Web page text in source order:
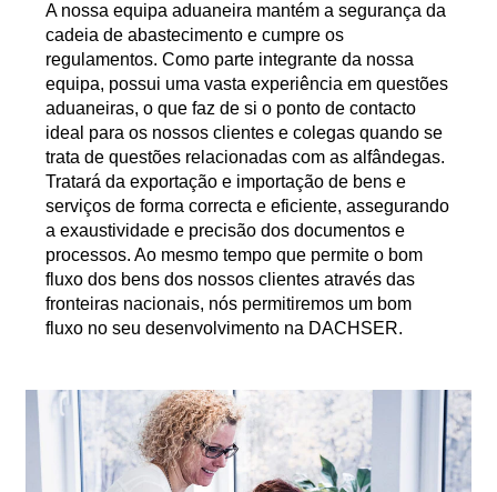
A nossa equipa aduaneira mantém a segurança da
cadeia de abastecimento e cumpre os
regulamentos. Como parte integrante da nossa
equipa, possui uma vasta experiência em questões
aduaneiras, o que faz de si o ponto de contacto
ideal para os nossos clientes e colegas quando se
trata de questões relacionadas com as alfândegas.
Tratará da exportação e importação de bens e
serviços de forma correcta e eficiente, assegurando
a exaustividade e precisão dos documentos e
processos. Ao mesmo tempo que permite o bom
fluxo dos bens dos nossos clientes através das
fronteiras nacionais, nós permitiremos um bom
fluxo no seu desenvolvimento na DACHSER.